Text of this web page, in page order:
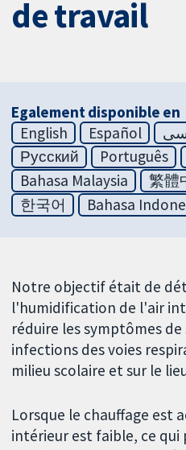
de travail
Egalement disponible en
English
Español
Русский
Português
Bahasa Malaysia
繁體
한국어
Bahasa
Notre objectif était de
l'humidification de l'air
réduire les symptômes de
infections des voies
milieu scolaire et sur le
Lorsque le chauffage est
intérieur est faible, ce